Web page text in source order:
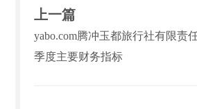
上一篇
yabo.com腾冲玉都旅行社有限责
季度主要财务指标